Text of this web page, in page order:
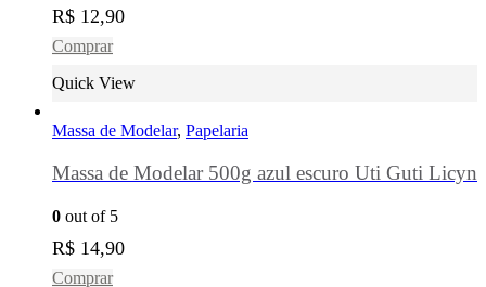
R$ 12,90
Comprar
Quick View
Massa de Modelar, Papelaria
Massa de Modelar 500g azul escuro Uti Guti Licyn
0 out of 5
R$ 14,90
Comprar